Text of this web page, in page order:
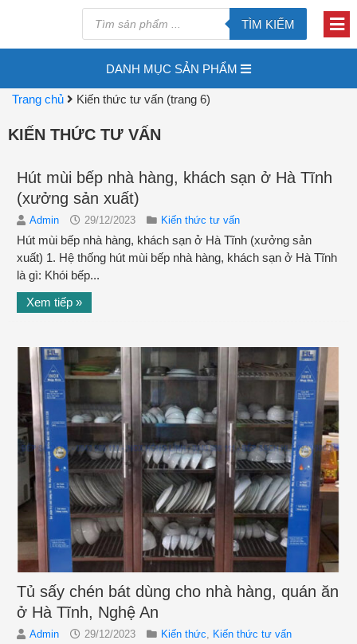
TÌM KIẾM
DANH MỤC SẢN PHẨM
Trang chủ Kiến thức tư vấn (trang 6)
KIẾN THỨC TƯ VẤN
Hút mùi bếp nhà hàng, khách sạn ở Hà Tĩnh
(xưởng sản xuất)
Admin 29/12/2023 Kiến thức tư vấn
Hút mùi bếp nhà hàng, khách sạn ở Hà Tĩnh (xưởng sản
xuất) 1. Hệ thống hút mùi bếp nhà hàng, khách sạn ở Hà Tĩnh
là gì: Khói bếp...
Xem tiếp »
Tủ sấy chén bát dùng cho nhà hàng, quán ăn
ở Hà Tĩnh, Nghệ An
Admin 29/12/2023 Kiến thức Kiến thức tư vấn